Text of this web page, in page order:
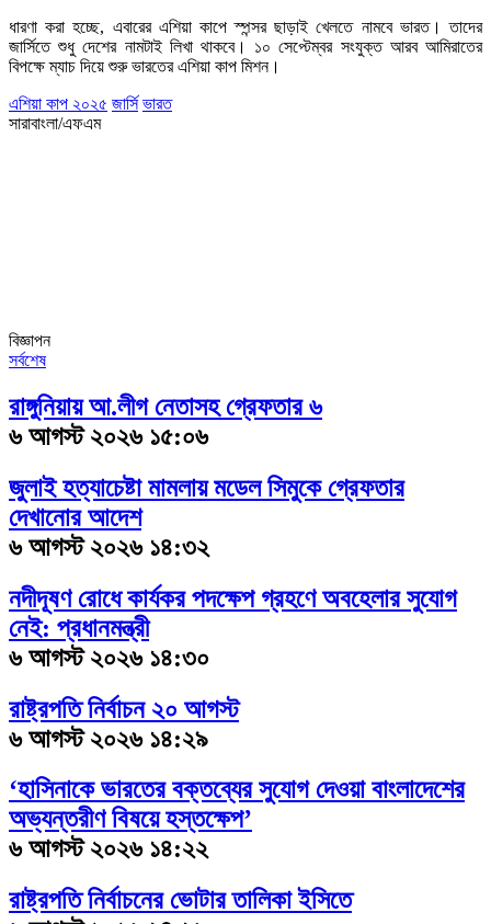
ধারণা করা হচ্ছে, এবারের এশিয়া কাপে স্পন্সর ছাড়াই খেলতে নামবে ভারত। তাদের
জার্সিতে শুধু দেশের নামটাই লিখা থাকবে। ১০ সেপ্টেম্বর সংযুক্ত আরব আমিরাতের
বিপক্ষে ম্যাচ দিয়ে শুরু ভারতের এশিয়া কাপ মিশন।
এশিয়া কাপ ২০২৫ জার্সি ভারত
সারাবাংলা/এফএম
বিজ্ঞাপন
সর্বশেষ
রাঙ্গুনিয়ায় আ.লীগ নেতাসহ গ্রেফতার ৬
৬ আগস্ট ২০২৬ ১৫:০৬
জুলাই হত্যাচেষ্টা মামলায় মডেল সিমুকে গ্রেফতার
দেখানোর আদেশ
৬ আগস্ট ২০২৬ ১৪:৩২
নদীদূষণ রোধে কার্যকর পদক্ষেপ গ্রহণে অবহেলার সুযোগ
নেই: প্রধানমন্ত্রী
৬ আগস্ট ২০২৬ ১৪:৩০
রাষ্ট্রপতি নির্বাচন ২০ আগস্ট
৬ আগস্ট ২০২৬ ১৪:২৯
‘হাসিনাকে ভারতের বক্তব্যের সুযোগ দেওয়া বাংলাদেশের
অভ্যন্তরীণ বিষয়ে হস্তক্ষেপ’
৬ আগস্ট ২০২৬ ১৪:২২
রাষ্ট্রপতি নির্বাচনের ভোটার তালিকা ইসিতে